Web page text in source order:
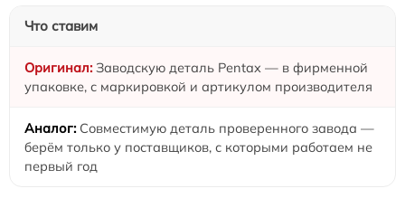
Что ставим
Заводскую деталь Pentax — в фирменной
упаковке, с маркировкой и артикулом производителя
Совместимую деталь проверенного завода —
берём только у поставщиков, с которыми работаем не
первый год